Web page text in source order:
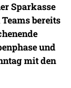
Sparkasse
bereits
und
mit den